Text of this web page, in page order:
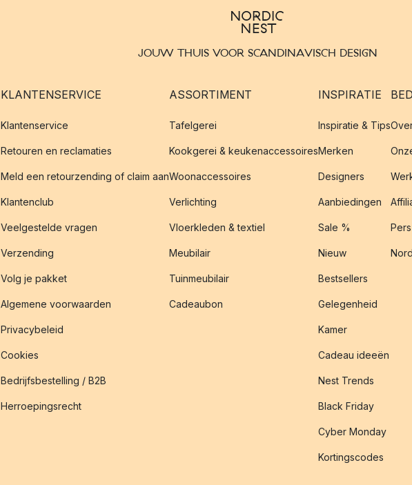
JOUW THUIS VOOR SCANDINAVISCH DESIGN
KLANTENSERVICE
Klantenservice
Retouren en reclamaties
Meld een retourzending of claim aan
Klantenclub
Veelgestelde vragen
Verzending
Volg je pakket
Algemene voorwaarden
Privacybeleid
Cookies
Bedrijfsbestelling / B2B
Herroepingsrecht
ASSORTIMENT
Tafelgerei
Kookgerei & keukenaccessoires
Woonaccessoires
Verlichting
Vloerkleden & textiel
Meubilair
Tuinmeubilair
Cadeaubon
INSPIRATIE
Inspiratie & Tips
Merken
Designers
Aanbiedingen
Sale %
Nieuw
Bestsellers
Gelegenheid
Kamer
Cadeau ideeën
Nest Trends
Black Friday
Cyber Monday
Kortingscodes
Pers